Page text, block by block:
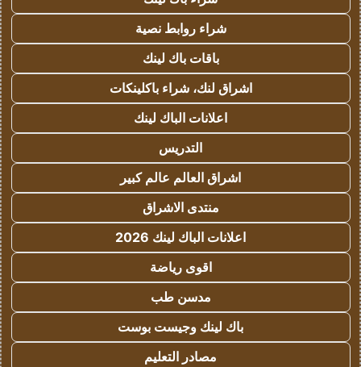
شراء روابط نصية
باقات باك لينك
اشراق لنك، شراء باكلينكات
اعلانات الباك لينك
التدريس
اشراق العالم عالم كبير
منتدى الاشراق
اعلانات الباك لينك 2026
اقوى رياضة
مدسن طب
باك لينك وجيست بوست
مصادر التعليم